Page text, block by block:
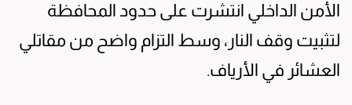
الأمن الداخلي انتشرت على حدود المحافظة
لتثبيت وقف النار، وسط التزام واضح من مقاتلي
العشائر في الأرياف.